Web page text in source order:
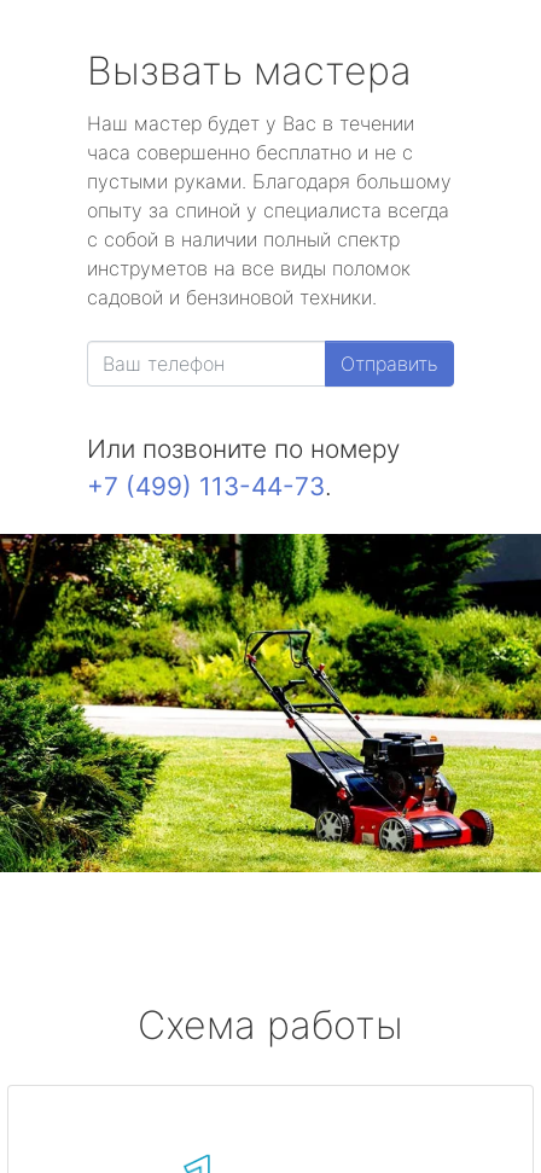
Вызвать мастера
Наш мастер будет у Вас в течении
часа совершенно бесплатно и не с
пустыми руками. Благодаря большому
опыту за спиной у специалиста всегда
с собой в наличии полный спектр
инструметов на все виды поломок
садовой и бензиновой техники.
Отправить
Или позвоните по номеру
+7 (499) 113-44-73.
Схема работы